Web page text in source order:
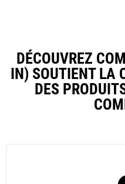
DÉCOUVREZ
IN) SOUTIENT LA
DES